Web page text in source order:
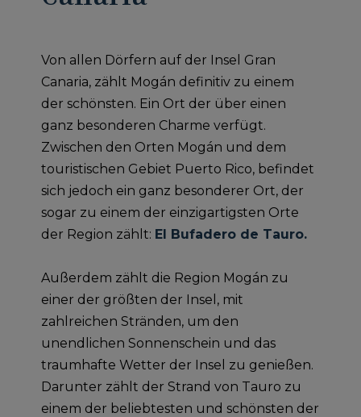
Von allen Dörfern auf der Insel Gran
Canaria, zählt Mogán definitiv zu einem
der schönsten. Ein Ort der über einen
ganz besonderen Charme verfügt.
Zwischen den Orten Mogán und dem
touristischen Gebiet Puerto Rico, befindet
sich jedoch ein ganz besonderer Ort, der
sogar zu einem der einzigartigsten Orte
der Region zählt: El Bufadero de Tauro.
Außerdem zählt die Region Mogán zu
einer der größten der Insel, mit
zahlreichen Stränden, um den
unendlichen Sonnenschein und das
traumhafte Wetter der Insel zu genießen.
Darunter zählt der Strand von Tauro zu
einem der beliebtesten und schönsten der